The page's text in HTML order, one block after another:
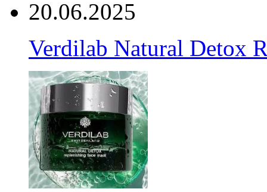
20.06.2025
Verdilab Natural Detox